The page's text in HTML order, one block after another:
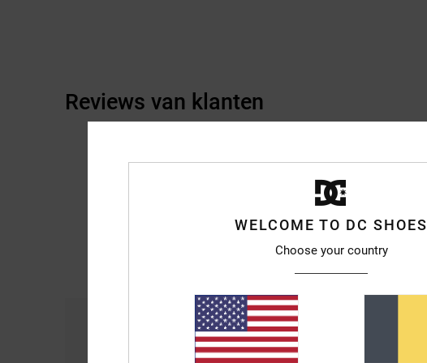
Reviews van klanten
Comfort
4.3
WELCOME TO DC SHOES
Choose your country